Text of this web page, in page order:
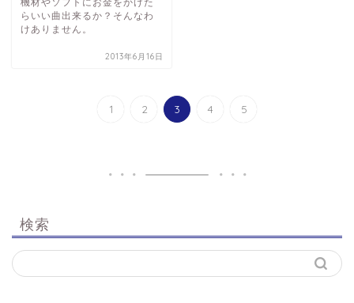
機材やソフトにお金をかけた
らいい曲出来るか？そんなわ
けありません。
2013年6月16日
1 2 3 4 5
検索